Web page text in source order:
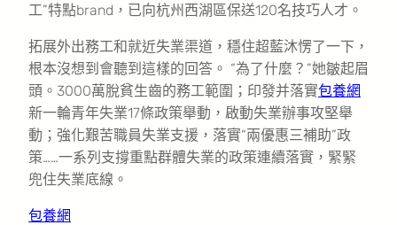
工”特點brand，已向杭州西湖區保送120名技巧人才。
拓展外出務工和就近失業渠道，穩住超藍沐愣了一下，
根本沒想到會聽到這樣的回答。 “為了什麼？”她皺起眉
頭。3000萬脫貧生齒的務工範圍；印發并落實包養網
新一輪青年失業17條政策舉動，啟動失業辦事攻堅舉
動；強化艱苦職員失業支援，落實“兩優惠三補助”政
策……一系列支撐重點群體失業的政策連續落實，緊緊
兜住失業底線。
包養網